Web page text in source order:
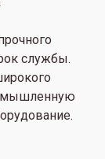
службы.